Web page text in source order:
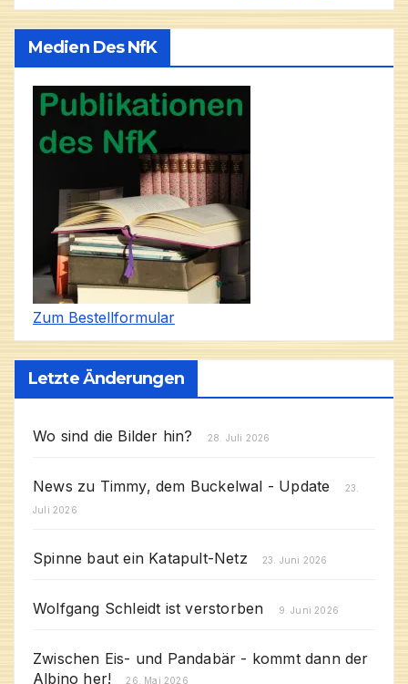
Medien Des NfK
Zum Bestellformular
Letzte Änderungen
Wo sind die Bilder hin? 28. Juli 2026
News zu Timmy, dem Buckelwal - Update
23.
Juli 2026
Spinne baut ein Katapult-Netz 23. Juni 2026
Wolfgang Schleidt ist verstorben 9. Juni 2026
Zwischen Eis- und Pandabär - kommt dann der
Albino her!
26. Mai 2026